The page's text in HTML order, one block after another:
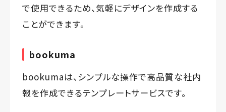
で使用できるため、気軽にデザインを作成する
ことができます。
bookuma
bookumaは、シンプルな操作で高品質な社内
報を作成できるテンプレートサービスです。